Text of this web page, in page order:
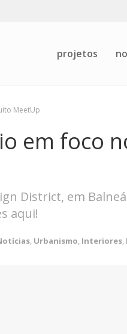
projetos
MeetUp
em foco
District, em
aqui!
Urbanismo Interiores